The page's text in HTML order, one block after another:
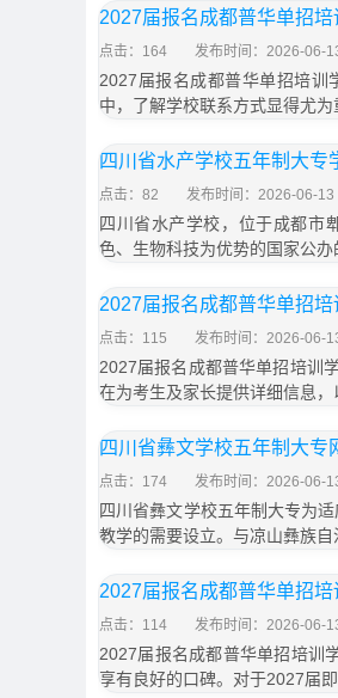
2027届报名成都普华单招
点击：164 发布时间：2026-06-
2027届报名成都普华单招培训
中，了解学校联系方式显得尤
四川省水产学校五年制大专
点击：82 发布时间：2026-06-13
四川省水产学校，位于成都市
色、生物科技为优势的国家公
2027届报名成都普华单招
点击：115 发布时间：2026-06-
2027届报名成都普华单招培训
在为考生及家长提供详细信息
四川省彝文学校五年制大专
点击：174 发布时间：2026-06-
四川省彝文学校五年制大专为
教学的需要设立。与凉山彝族自
2027届报名成都普华单招
点击：114 发布时间：2026-06-
2027届报名成都普华单招培训
享有良好的口碑。对于2027届